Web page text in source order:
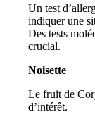
Un test
indiquer une
Des tests
crucial.
Noisette
Le fruit de
d’intérêt.